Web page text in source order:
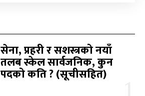
सेना, प्रहरी र सशस्त्रको नयाँ
तलब स्केल सार्वजनिक, कुन
पदको कति ? (सूचीसहित)